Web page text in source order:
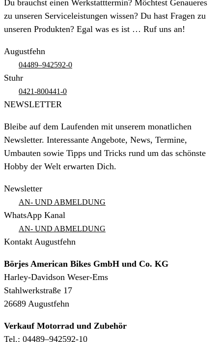
Du brauchst einen Werkstatttermin? Möchtest Genaueres
zu unseren Serviceleistungen wissen? Du hast Fragen zu
unseren Produkten? Egal was es ist … Ruf uns an!
Augustfehn
04489–942592-0
Stuhr
0421-800441-0
NEWSLETTER
Bleibe auf dem Laufenden mit unserem monatlichen
Newsletter. Interessante Angebote, News, Termine,
Umbauten sowie Tipps und Tricks rund um das schönste
Hobby der Welt erwarten Dich.
Newsletter
AN- UND ABMELDUNG
WhatsApp Kanal
AN- UND ABMELDUNG
Kontakt Augustfehn
Börjes American Bikes GmbH und Co. KG
Harley-Davidson Weser-Ems
Stahlwerkstraße 17
26689 Augustfehn
Verkauf Motorrad und Zubehör
Tel.: 04489–942592-10